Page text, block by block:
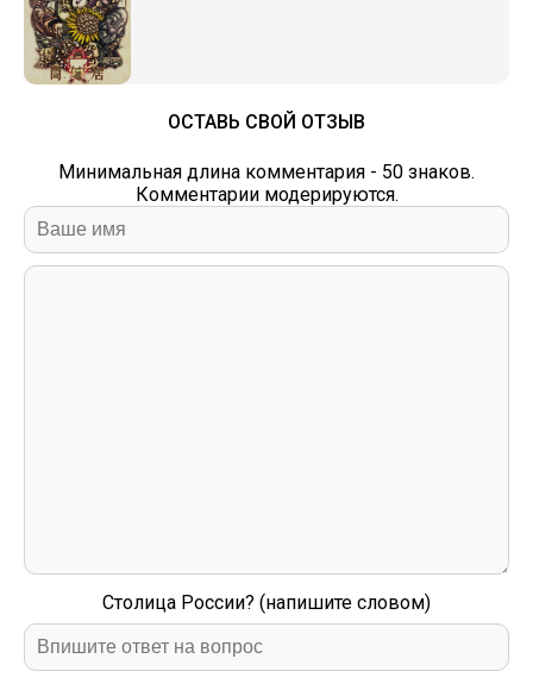
ОСТАВЬ СВОЙ ОТЗЫВ
Минимальная длина комментария - 50 знаков.
Комментарии модерируются.
Столица России? (напишите словом)